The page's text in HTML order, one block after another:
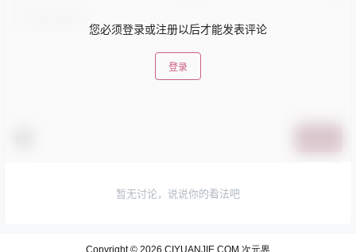
您必须登录或注册以后才能发表评论
登录
暂无讨论，说说你的看法吧
Copyright © 2026 CIYUANJIE.COM 次元界